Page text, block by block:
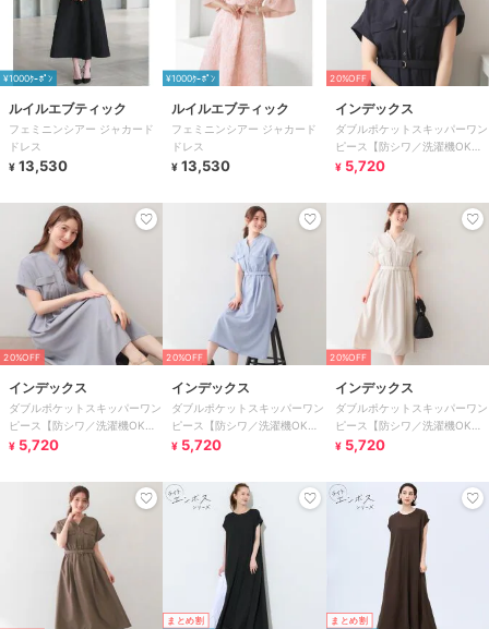
¥1000ｸｰﾎﾟﾝ
ルイルエブティック
フェミニンシアー ジャカード
ドレス
¥ 13,530
¥1000ｸｰﾎﾟﾝ
ルイルエブティック
フェミニンシアー ジャカード
ドレス
¥ 13,530
20%OFF
インデックス
ダブルポケットスキッパーワン
ピース【防シワ／洗濯機OK】
《XS～3L／6col》
¥ 5,720
20%OFF
インデックス
ダブルポケットスキッパーワン
ピース【防シワ／洗濯機OK】
《XS～3L／6col》
¥ 5,720
20%OFF
インデックス
ダブルポケットスキッパーワン
ピース【防シワ／洗濯機OK】
《XS～3L／6col》
¥ 5,720
20%OFF
インデックス
ダブルポケットスキッパーワン
ピース【防シワ／洗濯機OK】
《XS～3L／6col》
¥ 5,720
まとめ割
まとめ割